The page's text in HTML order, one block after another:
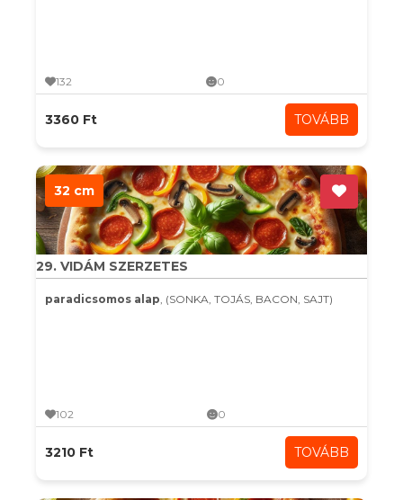
132 0
3360 Ft TOVÁBB
32 cm
29. VIDÁM SZERZETES
paradicsomos alap, (SONKA, TOJÁS, BACON, SAJT)
102 0
3210 Ft TOVÁBB